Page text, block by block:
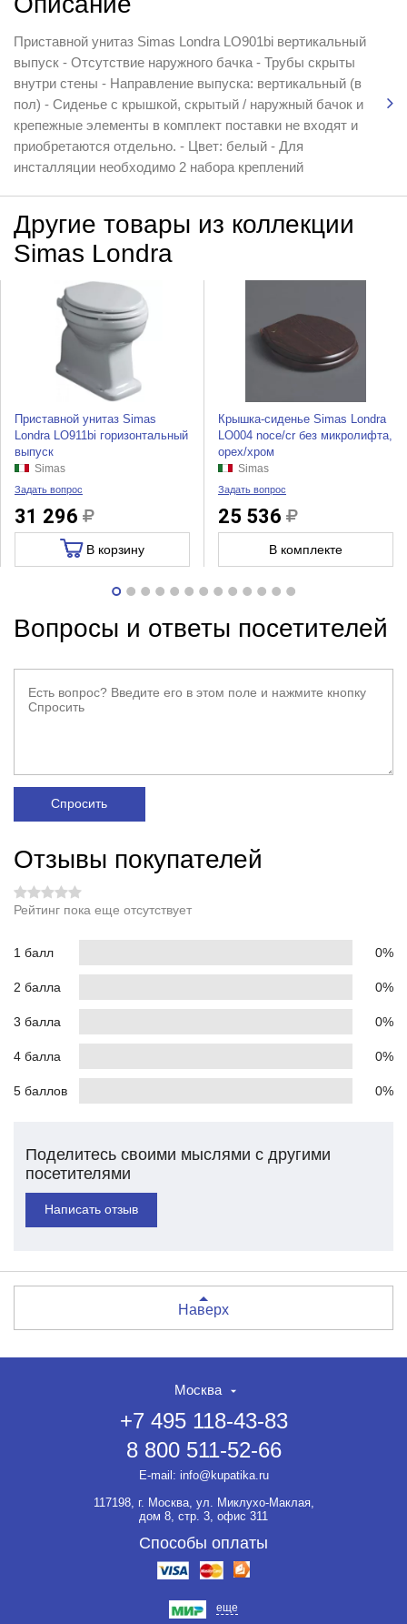
Приставной унитаз Simas Londra LO901bi вертикальный
выпуск - Отсутствие наружного бачка - Трубы скрыты
внутри стены - Направление выпуска: вертикальный (в
пол) - Сиденье с крышкой, скрытый / наружный бачок и
крепежные элементы в комплект поставки не входят и
приобретаются отдельно. - Цвет: белый - Для
инсталляции необходимо 2 набора креплений
Другие товары из коллекции
Simas Londra
Приставной унитаз Simas
Londra LO911bi горизонтальный
выпуск
Simas
Задать вопрос
31 296
В корзину
Крышка-сиденье Simas Londra
LO004 noce/cr без микролифта,
орех/хром
Simas
Задать вопрос
25 536
В комплекте
Вопросы и ответы посетителей
Спросить
Отзывы покупателей
Рейтинг пока еще отсутствует
1 балл 0%
2 балла 0%
3 балла 0%
4 балла 0%
5 баллов 0%
Поделитесь своими мыслями с другими
посетителями
Написать отзыв
Наверх
Москва
+7 495 118-43-83
8 800 511-52-66
E-mail: info@kupatika.ru
117198, г. Москва, ул. Миклухо-Маклая,
дом 8, стр. 3, офис 311
Способы оплаты
еще